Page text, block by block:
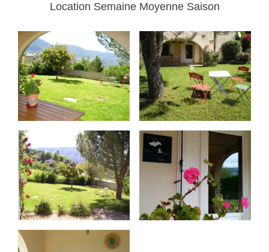
Location Semaine Moyenne Saison